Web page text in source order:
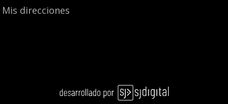
Mis direcciones